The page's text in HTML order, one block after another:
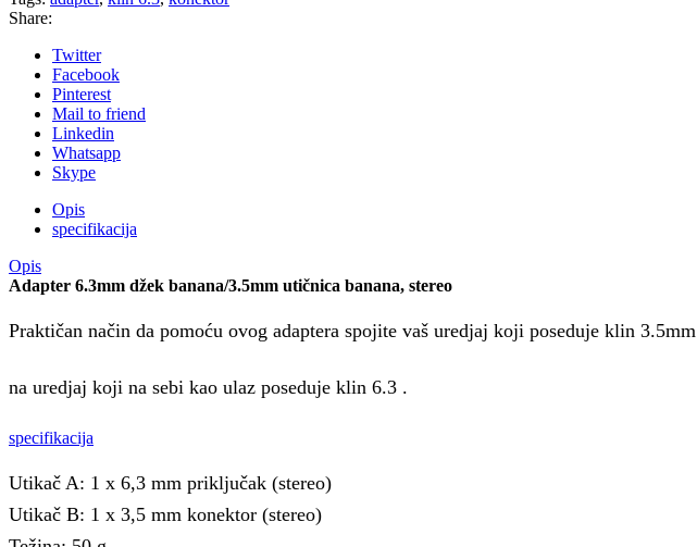
Share:
Twitter
Facebook
Pinterest
Mail to friend
Linkedin
Whatsapp
Skype
Opis
specifikacija
Opis
Adapter 6.3mm džek banana/3.5mm utičnica banana, stereo
Praktičan način da pomoću ovog adaptera spojite vaš uredjaj koji poseduje klin 3.5mm
na uredjaj koji na sebi kao ulaz poseduje klin 6.3 .
specifikacija
Utikač A: 1 x 6,3 mm priključak (stereo)
Utikač B: 1 x 3,5 mm konektor (stereo)